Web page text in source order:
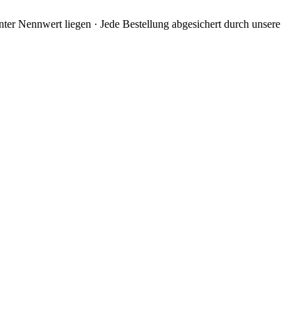
Nennwert liegen · Jede Bestellung abgesichert durch unsere